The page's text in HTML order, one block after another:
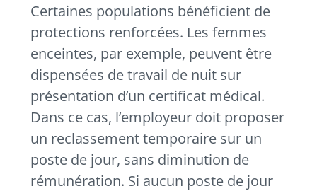
Certaines populations bénéficient de
protections renforcées. Les femmes
enceintes, par exemple, peuvent être
dispensées de travail de nuit sur
présentation d’un certificat médical.
Dans ce cas, l’employeur doit proposer
un reclassement temporaire sur un
poste de jour, sans diminution de
rémunération. Si aucun poste de jour